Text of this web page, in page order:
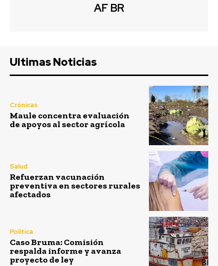
AF BR
Ultimas Noticias
Crónicas
Maule concentra evaluación
de apoyos al sector agrícola
Salud
Refuerzan vacunación
preventiva en sectores rurales
afectados
Política
Caso Bruma: Comisión
respalda informe y avanza
proyecto de ley